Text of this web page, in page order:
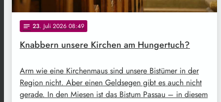
notes 23. Juli 2026 08:49
Knabbern unsere Kirchen am Hungertuch?
Arm wie eine Kirchenmaus sind unsere Bistümer in der
Region nicht. Aber einen Geldsegen gibt es auch nicht
gerade. In den Miesen ist das Bistum Passau – in diesem